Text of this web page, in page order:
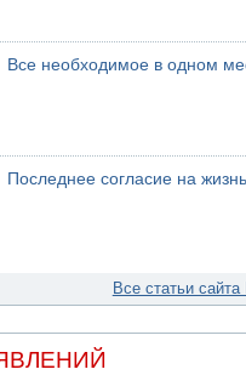
Все необходимое в одном
Последнее согласие на жизнь
Все статьи